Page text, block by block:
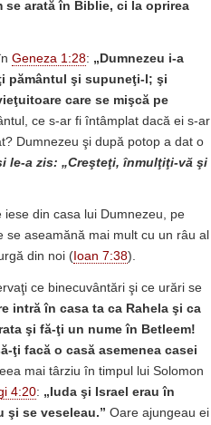
se arată în Biblie, ci la oprirea
Geneza 1:28: „Dumnezeu i-a
pământul şi supuneţi-l; şi
care se mişcă pe
ce s-ar fi întâmplat dacă ei s-ar
Dumnezeu şi după potop a dat o
le-a zis: „Creşteţi, înmulţiţi-vă şi
din casa lui Dumnezeu, pe
se aseamănă mai mult cu un râu al
din noi ( Ioan 7:38).
ce binecuvântări şi ce urări se
intră în casa ta ca Rahela şi ca
şi fă-ţi un nume în Betleem!
ţi facă o casă asemenea casei
mai târziu în timpul lui Solomon
4:20: „Iuda şi Israel erau în
şi se veseleau.” Oare ajungeau ei